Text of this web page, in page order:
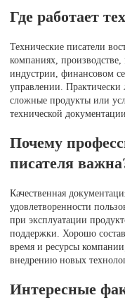
Где работает
Технические писатели
компаниях,
индустрии, финансовом
управлении.
сложные продукты или
технической документации.
Почему
писателя
Качественная
удовлетворенности
при эксплуатации
поддержки. Хорошо
время и ресурсы
внедрению новых
Интересные